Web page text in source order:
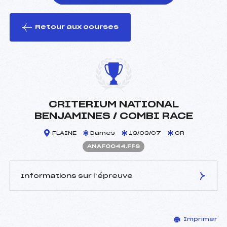
le ski
Retour aux courses
CRITERIUM NATIONAL
BENJAMINES / COMBI RACE
FLAINE Dames 13/03/07 CR
ANAF0044.FFS
Informations sur l’épreuve
BLANC PATRICK (SA)
Imprimer